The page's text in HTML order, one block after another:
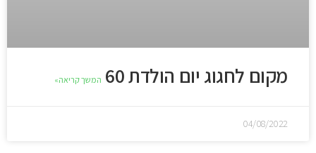
מקום לחגוג יום הולדת 60 המשך קריאה»
04/08/2022